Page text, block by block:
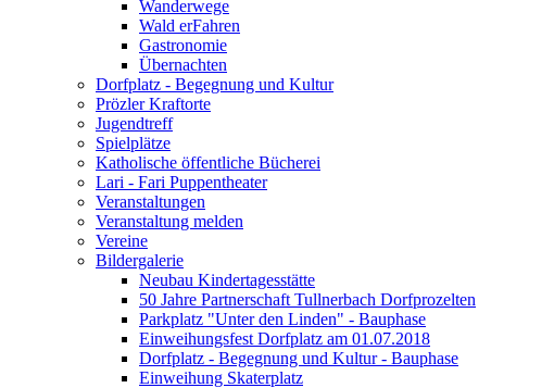
Wanderwege
Wald erFahren
Gastronomie
Übernachten
Dorfplatz - Begegnung und Kultur
Prözler Kraftorte
Jugendtreff
Spielplätze
Katholische öffentliche Bücherei
Lari - Fari Puppentheater
Veranstaltungen
Veranstaltung melden
Vereine
Bildergalerie
Neubau Kindertagesstätte
50 Jahre Partnerschaft Tullnerbach Dorfprozelten
Parkplatz "Unter den Linden" - Bauphase
Einweihungsfest Dorfplatz am 01.07.2018
Dorfplatz - Begegnung und Kultur - Bauphase
Einweihung Skaterplatz